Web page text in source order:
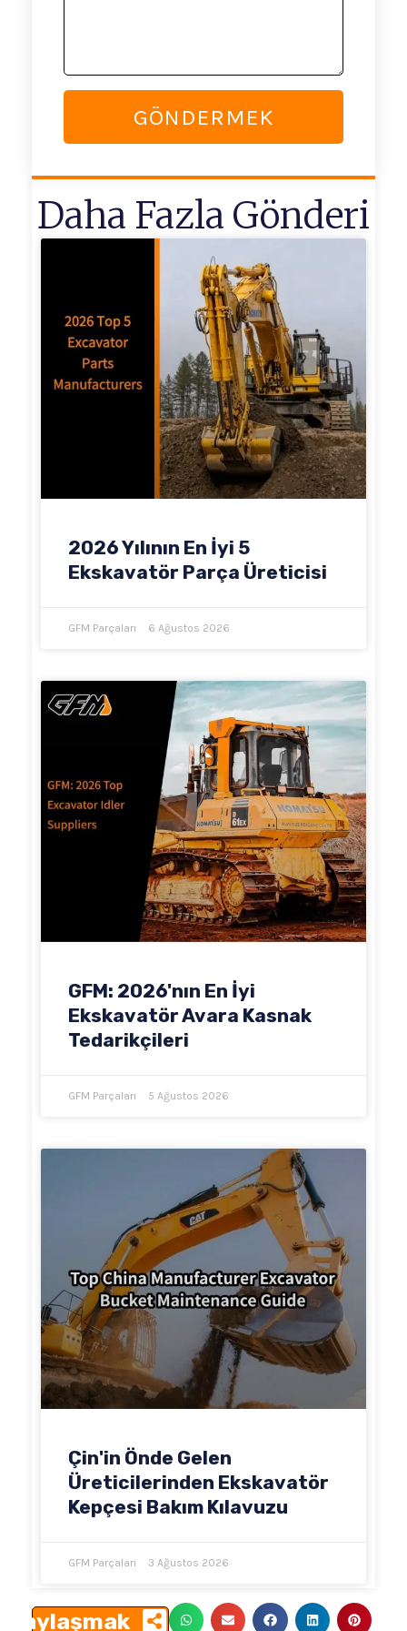
GÖNDERMEK
Daha Fazla Gönderi
2026 Yılının En İyi 5
Ekskavatör Parça Üreticisi
GFM Parçaları 6 Ağustos 2026
GFM: 2026'nın En İyi
Ekskavatör Avara Kasnak
Tedarikçileri
GFM Parçaları 5 Ağustos 2026
Çin'in Önde Gelen
Üreticilerinden Ekskavatör
Kepçesi Bakım Kılavuzu
GFM Parçaları 3 Ağustos 2026
Paylaşmak